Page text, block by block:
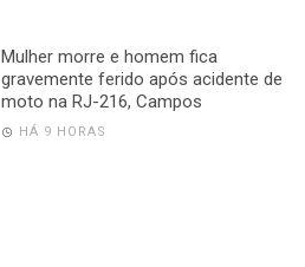
Mulher morre e homem fica
gravemente ferido após acidente de
moto na RJ-216, Campos
HÁ 9 HORAS